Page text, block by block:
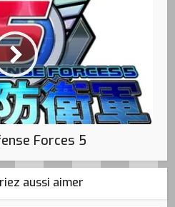
Forces 5
aussi aimer